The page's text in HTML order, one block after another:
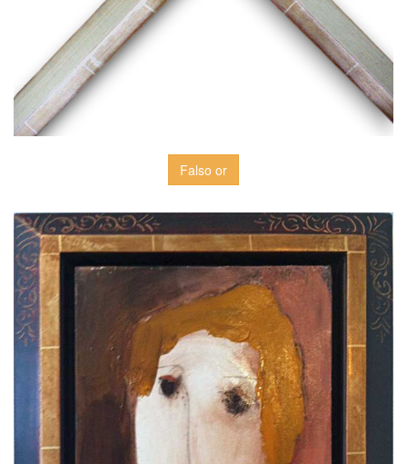
Falso or